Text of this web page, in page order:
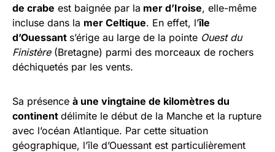
de crabe est baignée par la mer d’Iroise, elle-même
incluse dans la mer Celtique. En effet, l’île
d’Ouessant s’érige au large de la pointe Ouest du
Finistère(Bretagne) parmi des morceaux de rochers
déchiquetés par les vents.
Sa présence à une vingtaine de kilomètres du
continent délimite le début de la Manche et la rupture
avec l’océan Atlantique. Par cette situation
géographique, l’île d’Ouessant est particulièrement